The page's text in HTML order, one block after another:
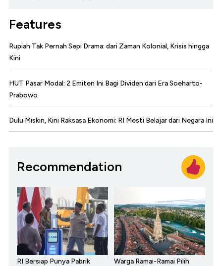
Features
Rupiah Tak Pernah Sepi Drama: dari Zaman Kolonial, Krisis hingga
Kini
HUT Pasar Modal: 2 Emiten Ini Bagi Dividen dari Era Soeharto-
Prabowo
Dulu Miskin, Kini Raksasa Ekonomi: RI Mesti Belajar dari Negara Ini
Recommendation
RI Bersiap Punya Pabrik
Warga Ramai-Ramai Pilih